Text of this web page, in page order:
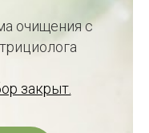
очищения с
закрыт.